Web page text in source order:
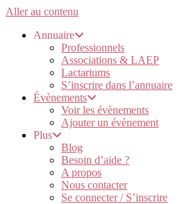
Aller au contenu
Annuaire
Professionnels
Associations & LAEP
Lactariums
S’inscrire dans l’annuaire
Évènements
Voir les évènements
Ajouter un évènement
Plus
Blog
Besoin d’aide ?
A propos
Nous contacter
Se connecter / S’inscrire